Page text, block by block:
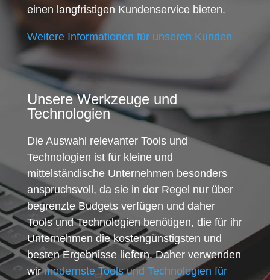
einen langfristigen Kundenservice bieten.
Weitere Informationen für unseren Kunden
Unsere Werkzeuge und
Technologien
Die Auswahl relevanter Tools und
Technologien ist für kleine und
mittelständische Unternehmen besonders
anspruchsvoll, da sie in der Regel nur über
begrenzte Budgets verfügen und daher
Tools und Technologien benötigen, die für ihr
Unternehmen die kostengünstigsten und
besten Ergebnisse liefern. Daher verwenden
wirmodernste Tools und Technologien für